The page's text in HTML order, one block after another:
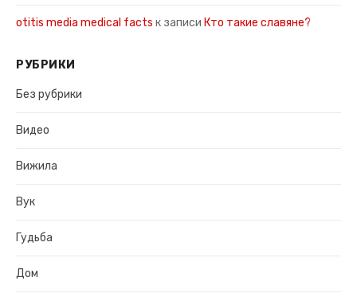
otitis media medical facts к записи Кто такие славяне?
РУБРИКИ
Без рубрики
Видео
Вижила
Вук
Гудьба
Дом